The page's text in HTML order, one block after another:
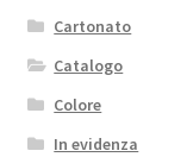
Cartonato
Catalogo
Colore
In evidenza